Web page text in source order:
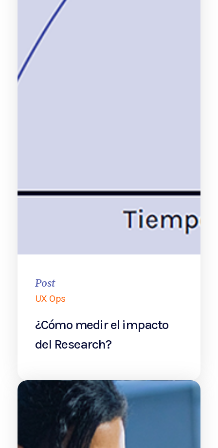
Post
UX Ops
¿Cómo medir el impacto
del Research?